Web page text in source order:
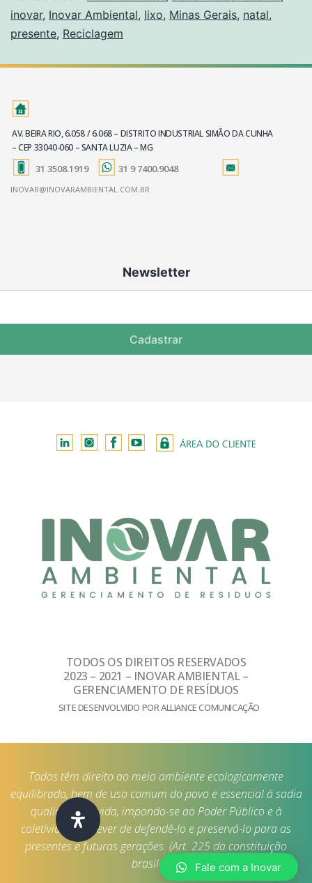
inovar, Inovar Ambiental, lixo, Minas Gerais, natal,
presente, Reciclagem
AV. BEIRA RIO, 6.058 / 6.068 – DISTRITO INDUSTRIAL SIMÃO DA CUNHA
– CEP 33040-060 – SANTA LUZIA – MG
31 3508.1919 31 9 7400.9048
INOVAR@INOVARAMBIENTAL.COM.BR
Newsletter
Cadastrar
TODOS OS DIREITOS RESERVADOS
2023 – 2021 – INOVAR AMBIENTAL –
GERENCIAMENTO DE RESÍDUOS
SITE DESENVOLVIDO POR ALLIANCE COMUNICAÇÃO
Todos têm direito ao meio ambiente ecologicamente
equilibrado, bem de uso comum do povo e essencial à sadia
qualidade de vida, impondo-se ao Poder Público e à
coletividade o dever de defendê-lo e preservá-lo para as
presentes e futuras gerações. (Art. 225 da constituição
brasileira)
Fale com a Inovar